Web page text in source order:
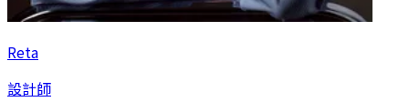
Reta
設計師